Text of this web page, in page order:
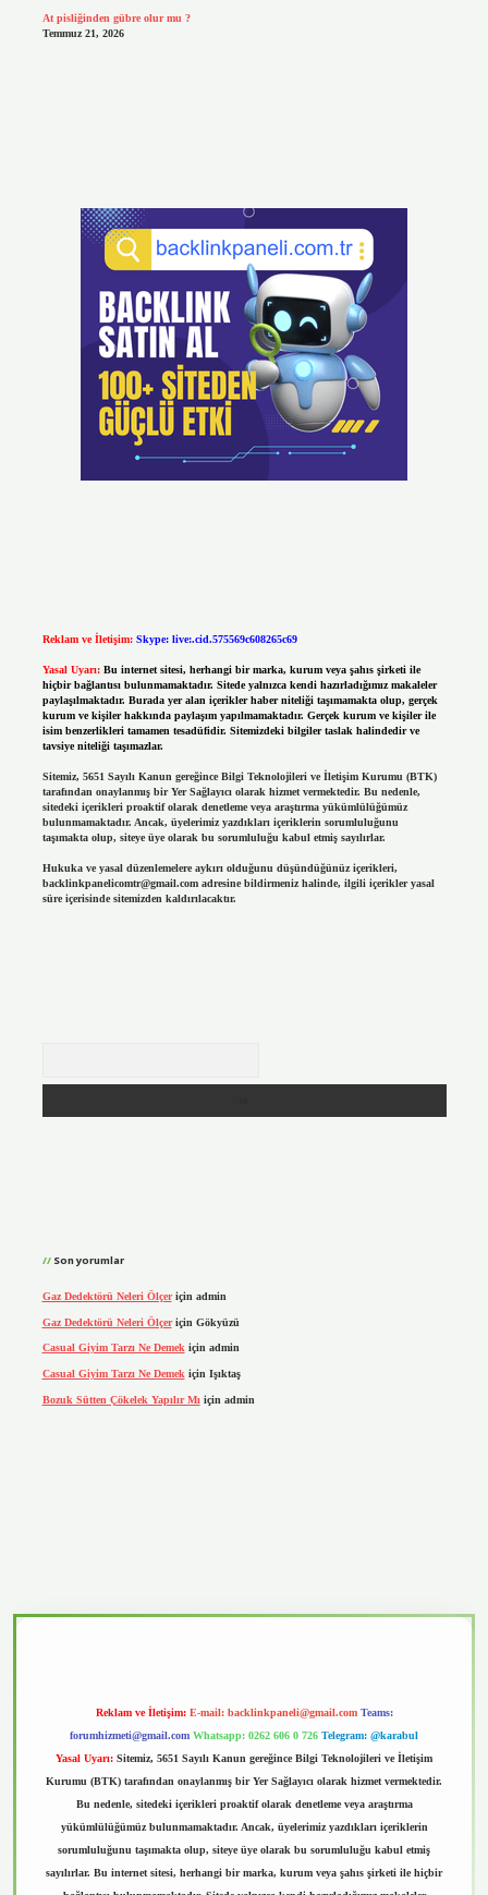
At pisliğinden gübre olur mu ?
Temmuz 21, 2026
Reklam ve İletişim: Skype: live:.cid.575569c608265c69
Yasal Uyarı: Bu internet sitesi, herhangi bir marka, kurum veya şahıs şirketi ile
hiçbir bağlantısı bulunmamaktadır. Sitede yalnızca kendi hazırladığımız makaleler
paylaşılmaktadır. Burada yer alan içerikler haber niteliği taşımamakta olup, gerçek
kurum ve kişiler hakkında paylaşım yapılmamaktadır. Gerçek kurum ve kişiler ile
isim benzerlikleri tamamen tesadüfidir. Sitemizdeki bilgiler taslak halindedir ve
tavsiye niteliği taşımazlar.
Sitemiz, 5651 Sayılı Kanun gereğince Bilgi Teknolojileri ve İletişim Kurumu (BTK)
tarafından onaylanmış bir Yer Sağlayıcı olarak hizmet vermektedir. Bu nedenle,
sitedeki içerikleri proaktif olarak denetleme veya araştırma yükümlülüğümüz
bulunmamaktadır. Ancak, üyelerimiz yazdıkları içeriklerin sorumluluğunu
taşımakta olup, siteye üye olarak bu sorumluluğu kabul etmiş sayılırlar.
Hukuka ve yasal düzenlemelere aykırı olduğunu düşündüğünüz içerikleri,
backlinkpanelicomtr@gmail.comadresine bildirmeniz halinde, ilgili içerikler yasal
süre içerisinde sitemizden kaldırılacaktır.
Son yorumlar
Gaz Dedektörü Neleri Ölçeriçin admin
Gaz Dedektörü Neleri Ölçeriçin Gökyüzü
Casual Giyim Tarzı Ne Demekiçin admin
Casual Giyim Tarzı Ne Demek için Işıktaş
Bozuk Sütten Çökelek Yapılır Mı için admin
Reklam ve İletişim: E-mail: backlinkpaneli@gmail.com Teams:
forumhizmeti@gmail.com Whatsapp: 0262 606 0 726 Telegram: @karabul
Yasal Uyarı: Sitemiz, 5651 Sayılı Kanun gereğince Bilgi Teknolojileri ve İletişim
Kurumu (BTK) tarafından onaylanmış bir Yer Sağlayıcı olarak hizmet vermektedir.
Bu nedenle, sitedeki içerikleri proaktif olarak denetleme veya araştırma
yükümlülüğümüz bulunmamaktadır. Ancak, üyelerimiz yazdıkları içeriklerin
sorumluluğunu taşımakta olup, siteye üye olarak bu sorumluluğu kabul etmiş
sayılırlar. Bu internet sitesi, herhangi bir marka, kurum veya şahıs şirketi ile hiçbir